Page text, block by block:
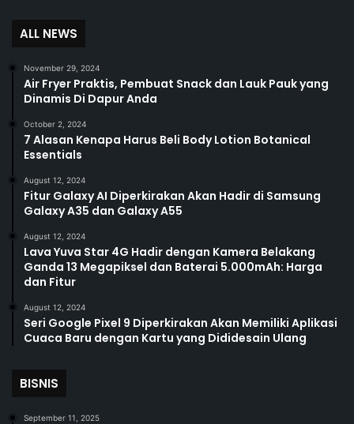
ALL NEWS
November 29, 2024
Air Fryer Praktis, Pembuat Snack dan Lauk Pauk yang
Dinamis Di Dapur Anda
October 2, 2024
7 Alasan Kenapa Harus Beli Body Lotion Botanical
Essentials
August 12, 2024
Fitur Galaxy AI Diperkirakan Akan Hadir di Samsung
Galaxy A35 dan Galaxy A55
August 12, 2024
Lava Yuva Star 4G Hadir dengan Kamera Belakang
Ganda 13 Megapiksel dan Baterai 5.000mAh: Harga
dan Fitur
August 12, 2024
Seri Google Pixel 9 Diperkirakan Akan Memiliki Aplikasi
Cuaca Baru dengan Kartu yang Dididesain Ulang
BISNIS
September 11, 2025